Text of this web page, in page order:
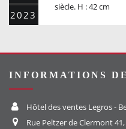
2023
siècle. H : 42 cm
INFORMATIONS
Hôtel des ventes Legros -
Rue Peltzer de Clermont